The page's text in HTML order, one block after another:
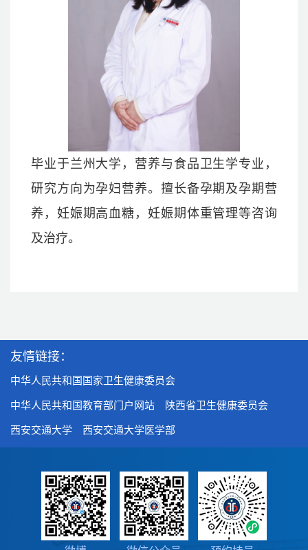
毕业于兰州大学，营养与食品卫生学专业，
研究方向为孕妇营养。擅长备孕期及孕期营
养，妊娠期高血糖，妊娠期体重管理等咨询
及治疗。
友情链接：
中华人民共和国国家卫生健康委员会
中华人民共和国教育部门户网站 陕西省卫生健康委员会
西安交通大学 西安交通大学医学部